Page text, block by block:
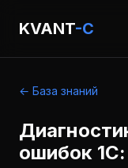
KVANT-C
← База знаний
ошибок 1С: